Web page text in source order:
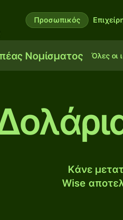
Προσωπικός
Νομίσματος Όλες οι
Κάνε
Wise